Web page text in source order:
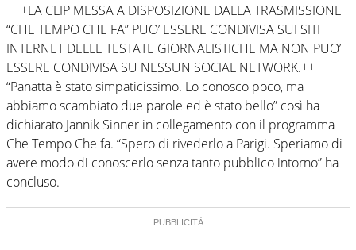
+++LA CLIP MESSA A DISPOSIZIONE DALLA TRASMISSIONE
“CHE TEMPO CHE FA” PUO’ ESSERE CONDIVISA SUI SITI
INTERNET DELLE TESTATE GIORNALISTICHE MA NON PUO’
ESSERE CONDIVISA SU NESSUN SOCIAL NETWORK.+++
“Panatta è stato simpaticissimo. Lo conosco poco, ma
abbiamo scambiato due parole ed è stato bello” così ha
dichiarato Jannik Sinner in collegamento con il programma
Che Tempo Che fa. “Spero di rivederlo a Parigi. Speriamo di
avere modo di conoscerlo senza tanto pubblico intorno” ha
concluso.